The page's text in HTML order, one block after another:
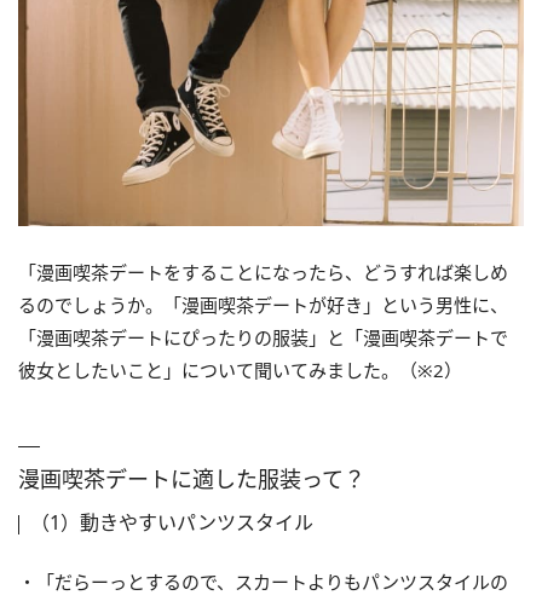
「漫画喫茶デートをすることになったら、どうすれば楽しめ
るのでしょうか。「漫画喫茶デートが好き」という男性に、
「漫画喫茶デートにぴったりの服装」と「漫画喫茶デートで
彼女としたいこと」について聞いてみました。（※2）
漫画喫茶デートに適した服装って？
（1）動きやすいパンツスタイル
・「だらーっとするので、スカートよりもパンツスタイルの